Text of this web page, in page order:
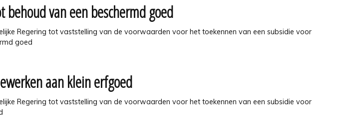
behoud van een beschermd goed
Regering tot vaststelling van de voorwaarden voor het toekennen van een subsidie voor
goed
aan klein erfgoed
Regering tot vaststelling van de voorwaarden voor het toekennen van een subsidie voor